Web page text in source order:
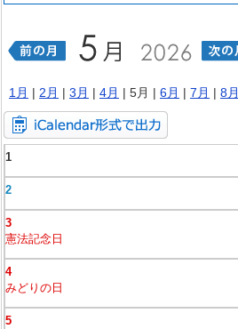
1月 | 2月 | 3月 | 4月 | 5月 | 6月 | 7月 | 8月
1
2
3
憲法記念日
4
みどりの日
5